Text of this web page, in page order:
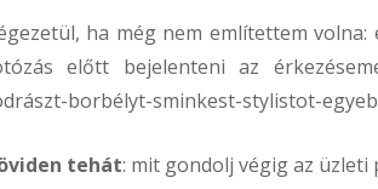
ha még nem említettem
előtt bejelenteni az
borbélyt-sminkest-stylistot-
tehát: mit gondolj végig az